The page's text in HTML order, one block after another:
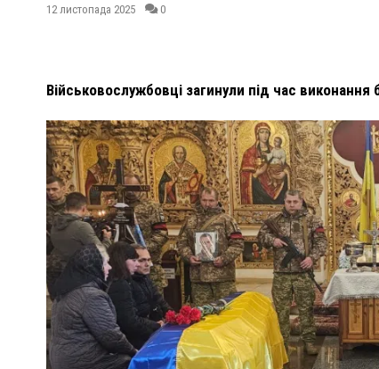
12 листопада 2025 0
Військовослужбовці загинули під час
ПОЛІЦІЯ ПОЛТАВЩИНИ РОЗШУКУЄ 62-РІЧНУ
ЛЮДМИЛУ ТИМЧЕНКО